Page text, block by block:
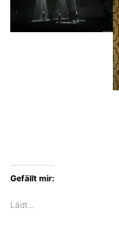
Gefällt mir:
Lädt…